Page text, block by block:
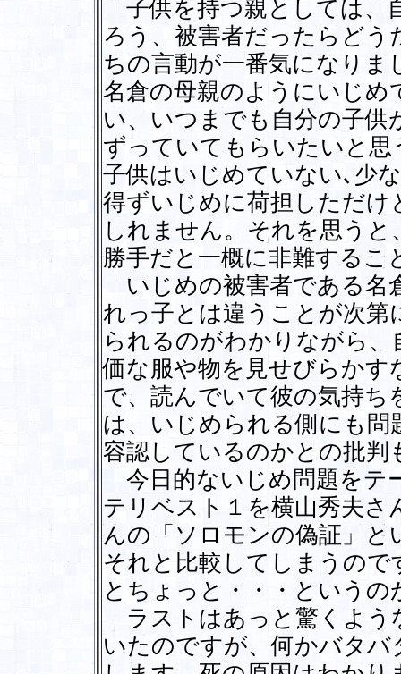
子供を持つ親としては、
ろう、被害者だったらど
ちの言動が一番気になりま
名倉の母親のようにいじ
い、いつまでも自分の子
ずっていてもらいたいと
子供はいじめていない､少
得ずいじめに荷担しただ
しれません。それを思う
勝手だと一概に非難するこ
いじめの被害者である名
れっ子とは違うことが次
られるのがわかりながら
価な服や物を見せびらかす
で、読んでいて彼の気持
は、いじめられる側にも
容認しているのかとの批判
今日的ないじめ問題をテ
テリベスト１を横山秀夫さ
んの「ソロモンの偽証」
それと比較してしまうの
とちょっと・・・というの
ラストはあっと驚くよう
いたのですが、何かバタ